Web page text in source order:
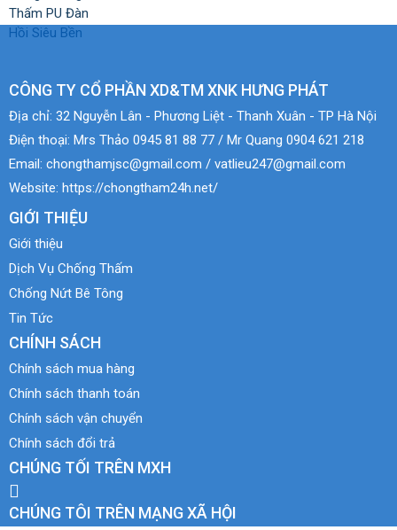
CÔNG TY CỔ PHẦN XD&TM XNK HƯNG PHÁT
Địa chỉ: 32 Nguyễn Lân - Phương Liệt - Thanh Xuân - TP Hà Nội
Điện thoại: Mrs Thảo 0945 81 88 77 / Mr Quang 0904 621 218
Email: chongthamjsc@gmail.com / vatlieu247@gmail.com
Website: https://chongtham24h.net/
GIỚI THIỆU
Giới thiệu
Dịch Vụ Chống Thấm
Chống Nứt Bê Tông
Tin Tức
CHÍNH SÁCH
Chính sách mua hàng
Chính sách thanh toán
Chính sách vận chuyển
Chính sách đổi trả
CHÚNG TỐI TRÊN MXH
CHÚNG TÔI TRÊN MẠNG XÃ HỘI